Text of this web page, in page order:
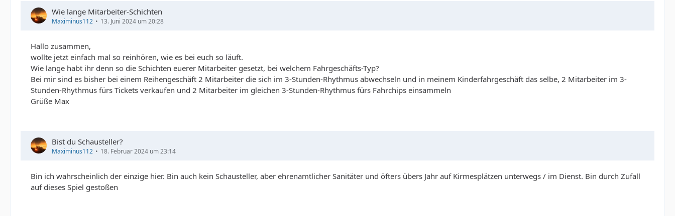
Wie lange Mitarbeiter-Schichten
Maximinus112 13. Juni 2024 um 20:28
Hallo zusammen,
wollte jetzt einfach mal so reinhören, wie es bei euch so läuft.
Wie lange habt ihr denn so die Schichten euerer Mitarbeiter gesetzt, bei welchem Fahrgeschäfts-Typ?
Bei mir sind es bisher bei einem Reihengeschäft 2 Mitarbeiter die sich im 3-Stunden-Rhythmus abwechseln und in meinem Kinderfahrgeschäft das selbe, 2 Mitarbeiter im 3-
Stunden-Rhythmus fürs Tickets verkaufen und 2 Mitarbeiter im gleichen 3-Stunden-Rhythmus fürs Fahrchips einsammeln
Grüße Max
Bist du Schausteller?
Maximinus112 18. Februar 2024 um 23:14
Bin ich wahrscheinlich der einzige hier. Bin auch kein Schausteller, aber ehrenamtlicher Sanitäter und öfters übers Jahr auf Kirmesplätzen unterwegs / im Dienst. Bin durch Zufall
auf dieses Spiel gestoßen